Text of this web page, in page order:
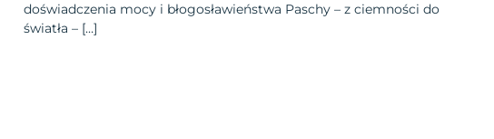
doświadczenia mocy i błogosławieństwa Paschy – z ciemności do
światła – […]